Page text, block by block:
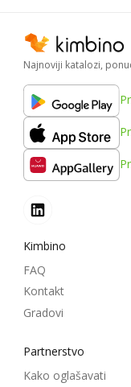
Najnoviji katalozi,
Kimbino
FAQ
Kontakt
Gradovi
Partnerstvo
Kako oglašavati